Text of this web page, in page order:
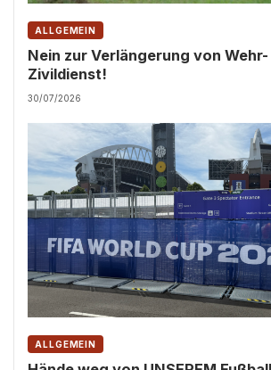
ALLGEMEIN
Nein zur Verlängerung von Wehr-
Zivildienst!
30/07/2026
ALLGEMEIN